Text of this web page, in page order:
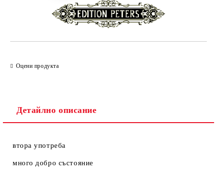
Оцени продукта
Детайлно описание
втора употреба
много добро състояние